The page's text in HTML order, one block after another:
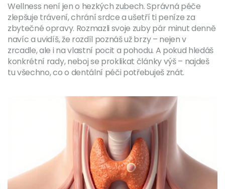
Wellness není jen o hezkých zubech. Správná péče
zlepšuje trávení, chrání srdce a ušetří ti peníze za
zbytečné opravy. Rozmazli svoje zuby pár minut denně
navíc a uvidíš, že rozdíl poznáš už brzy – nejen v
zrcadle, ale i na vlastní pocit a pohodu. A pokud hledáš
konkrétní rady, neboj se proklikat články výš – najdeš
tu všechno, co o dentální péči potřebuješ znát.